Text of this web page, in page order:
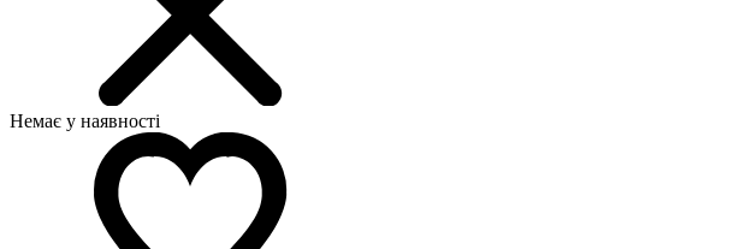
Немає у наявності